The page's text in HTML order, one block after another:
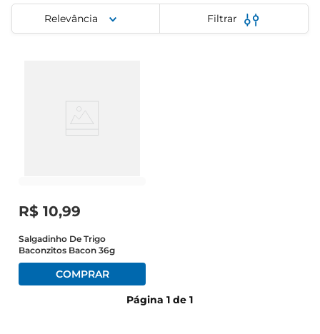
Relevância Filtrar
R$ 10,99
Salgadinho De Trigo
Baconzitos Bacon 36g
Página1 de 1
iogurte